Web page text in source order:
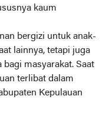
kaum
bergizi untuk anak-
lainnya, tetapi juga
masyarakat. Saat
terlibat dalam
Kepulauan